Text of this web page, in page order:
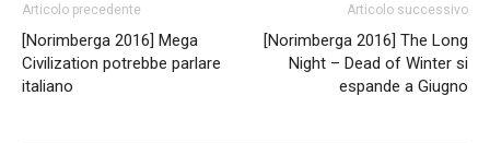
Articolo precedente
[Norimberga 2016] Mega
Civilization potrebbe parlare
italiano
Articolo successivo
[Norimberga 2016] The Long
Night – Dead of Winter si
espande a Giugno